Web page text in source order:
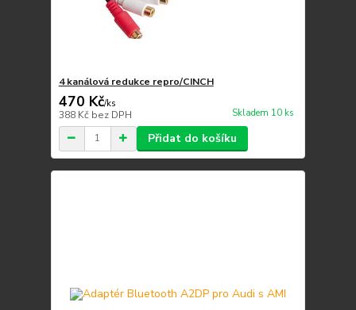
4 kanálová redukce repro/CINCH
470 Kč/ks
388 Kč bez DPH Skladem 10 ks
Přidat do košíku